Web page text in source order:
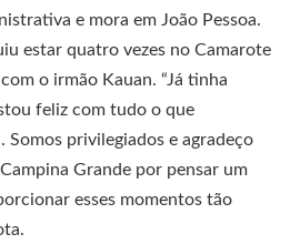
e mora em João Pessoa.
estar quatro vezes no Camarote
o irmão Kauan. “Já tinha
feliz com tudo o que
Somos privilegiados e agradeço
Grande por pensar um
esses momentos tão